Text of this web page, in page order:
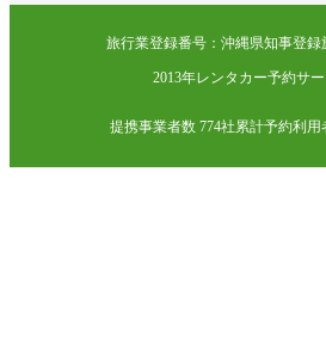
旅行業登録番号：沖縄県知事登録
2013年レンタカー予約サ
提携事業者数 774社累計予約利用